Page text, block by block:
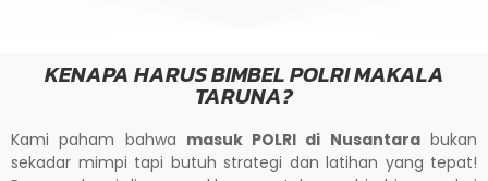
KENAPA HARUS BIMBEL POLRI MAKALA
TARUNA?
Kami paham bahwa masuk POLRI di Nusantarabukan
sekadar mimpi tapi butuh strategi dan latihan yang tepat!